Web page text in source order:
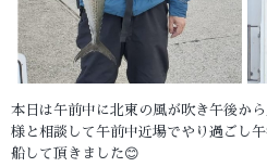
本日は午前中に北東の風が吹き午後か
様と相談して午前中近場でやり過ごし
船して頂きました😊